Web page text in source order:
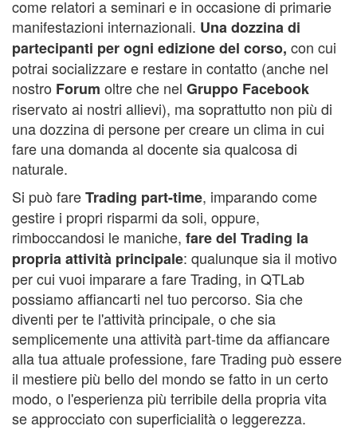
come relatori a seminari e in occasione di primarie
manifestazioni internazionali. Una dozzina di
partecipanti per ogni edizione del corso, con cui
potrai socializzare e restare in contatto (anche nel
nostro Forum oltre che nel Gruppo Facebook
riservato ai nostri allievi), ma soprattutto non più di
una dozzina di persone per creare un clima in cui
fare una domanda al docente sia qualcosa di
naturale.
Si può fareTrading part-time, imparando come
gestire i propri risparmi da soli, oppure,
rimboccandosi le maniche, fare del Trading la
propria attività principale: qualunque sia il motivo
per cui vuoi imparare a fare Trading, in QTLab
possiamo affiancarti nel tuo percorso. Sia che
diventi per te l'attività principale, o che sia
semplicemente una attività part-time da affiancare
alla tua attuale professione, fare Trading può essere
il mestiere più bello del mondo se fatto in un certo
modo, o l'esperienza più terribile della propria vita
se approcciato con superficialità o leggerezza.